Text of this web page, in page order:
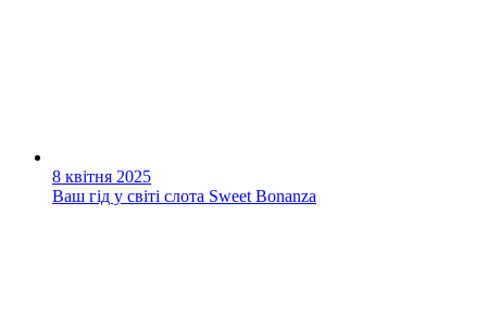
8 квітня 2025
Ваш гід у світі слота Sweet Bonanza​